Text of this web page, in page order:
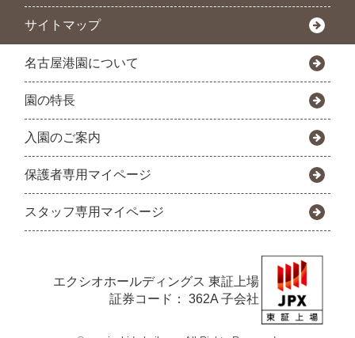
サイトマップ
名古屋港園について
園の特長
入園のご案内
保護者専用マイページ
スタッフ専用マイページ
エクシオホールディングス 東証上場
証券コード： 362A 子会社